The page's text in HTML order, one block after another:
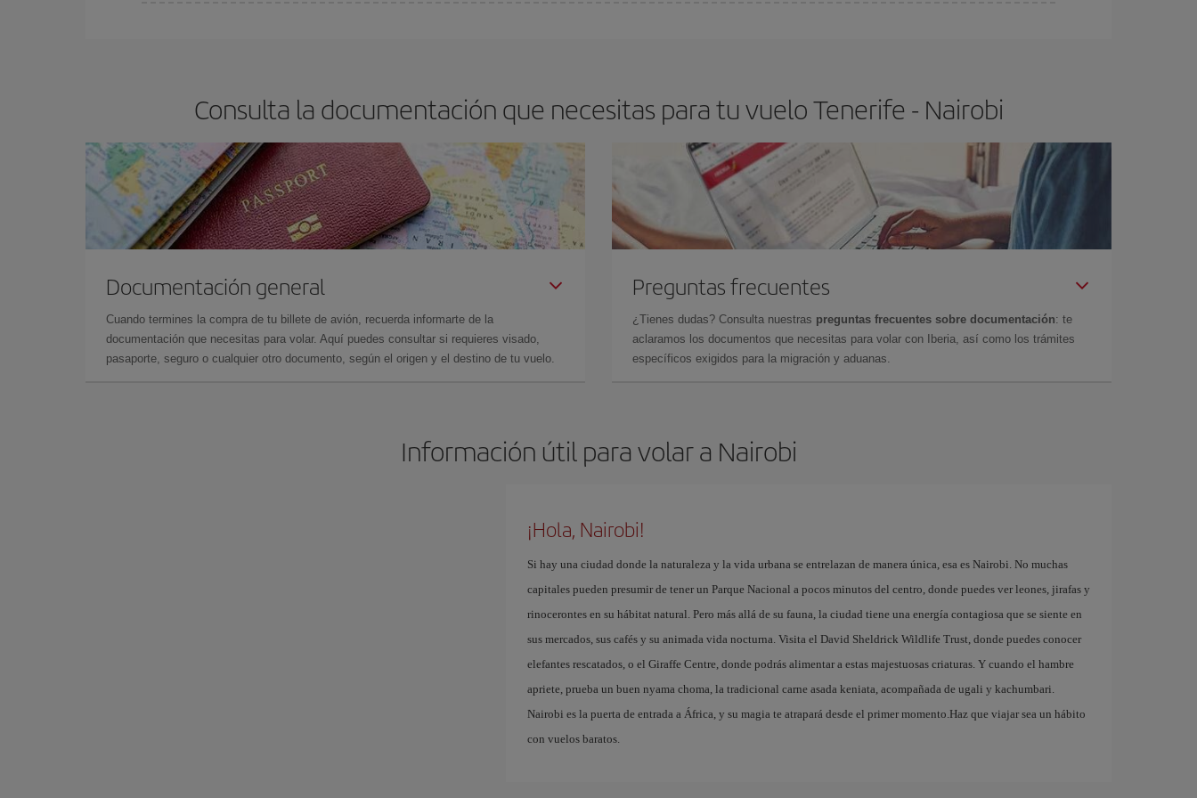
Consulta la documentación que necesitas para tu vuelo Tenerife - Nairobi
Documentación general
Cuando termines la compra de tu billete de avión, recuerda informarte de la
documentación que necesitas para volar. Aquí puedes consultar si requieres visado,
pasaporte, seguro o cualquier otro documento, según el origen y el destino de tu vuelo.
Preguntas frecuentes
¿Tienes dudas? Consulta nuestras preguntas frecuentes sobre documentación: te
aclaramos los documentos que necesitas para volar con Iberia, así como los trámites
específicos exigidos para la migración y aduanas.
Información útil para volar a Nairobi
¡Hola, Nairobi!
Si hay una ciudad donde la naturaleza y la vida urbana se entrelazan de manera única, esa es Nairobi. No muchas
capitales pueden presumir de tener un Parque Nacional a pocos minutos del centro, donde puedes ver leones, jirafas y
rinocerontes en su hábitat natural. Pero más allá de su fauna, la ciudad tiene una energía contagiosa que se siente en
sus mercados, sus cafés y su animada vida nocturna. Visita el David Sheldrick Wildlife Trust, donde puedes conocer
elefantes rescatados, o el Giraffe Centre, donde podrás alimentar a estas majestuosas criaturas. Y cuando el hambre
apriete, prueba un buen nyama choma, la tradicional carne asada keniata, acompañada de ugali y kachumbari.
Nairobi es la puerta de entrada a África, y su magia te atrapará desde el primer momento.Haz que viajar sea un hábito
con vuelos baratos.